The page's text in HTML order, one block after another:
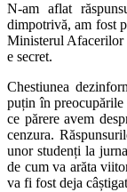
N-am aflat
dimpotrivă, am fost
Ministerul Afacerilor
e secret.
Chestiunea
puțin în
ce părere avem
cenzura.
unor studenți la
de cum va arăta
va fi fost deja